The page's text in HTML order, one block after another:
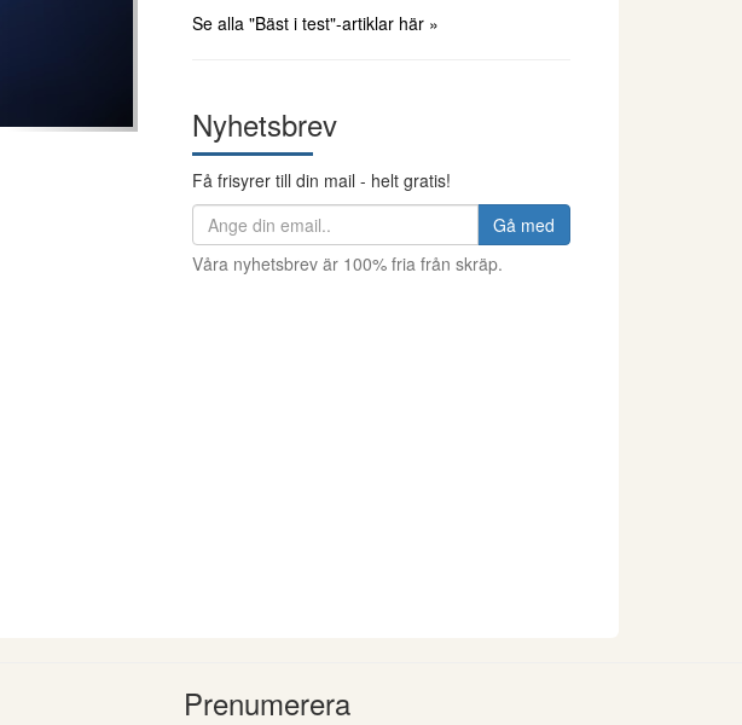
Se alla "Bäst i test"-artiklar här »
Nyhetsbrev
Få frisyrer till din mail - helt gratis!
Gå med
Våra nyhetsbrev är 100% fria från skräp.
Prenumerera